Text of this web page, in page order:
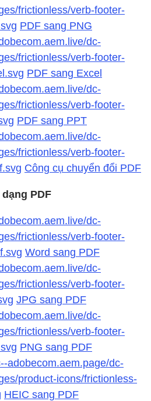
frictionless/verb-footer-
PDF sang PNG
dc-
frictionless/verb-footer-
PDF sang Excel
dc-
frictionless/verb-footer-
PDF sang PPT
dc-
frictionless/verb-footer-
Công cụ chuyển đổi PDF
PDF
dc-
frictionless/verb-footer-
Word sang PDF
dc-
frictionless/verb-footer-
JPG sang PDF
dc-
frictionless/verb-footer-
PNG sang PDF
adobecom.aem.page/dc-
product-icons/frictionless-
HEIC sang PDF